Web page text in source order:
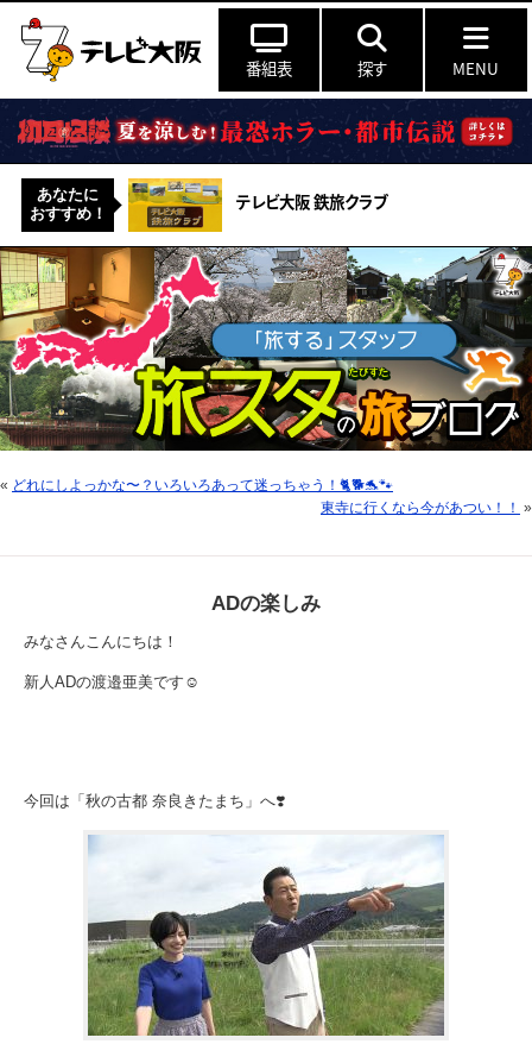
番組表 探す MENU
あなたに
おすすめ！
テレビ大阪 鉄旅クラブ
« どれにしよっかな〜？いろいろあって迷っちゃう！🐈🐕🐬🐾
東寺に行くなら今があつい！！ »
ADの楽しみ
みなさんこんにちは！
新人ADの渡邉亜美です☺️
今回は「秋の古都 奈良きたまち」へ❣️